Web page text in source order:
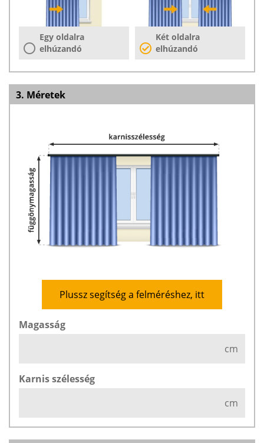
Egy oldalra
elhúzandó
Két oldalra
elhúzandó
3. Méretek
Plussz segítség a felméréshez, itt
Magasság
cm
Karnis szélesség
cm